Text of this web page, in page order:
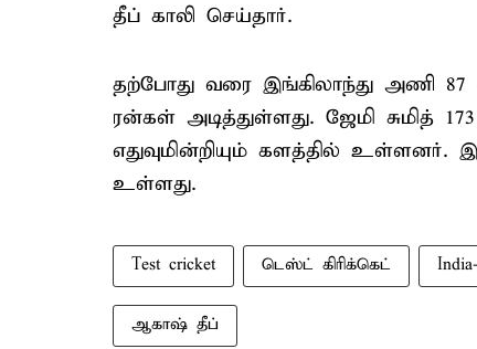
தீப் காலி செய்தார்.
தற்போது வரை இங்கிலாந்து அணி 87
ரன்கள் அடித்துள்ளது. ஜேமி சுமித்
எதுவுமின்றியும் களத்தில் உள்ளனர்.
உள்ளது.
Test cricket டெஸ்ட் கிரிக்கெட்
ஆகாஷ் தீப்